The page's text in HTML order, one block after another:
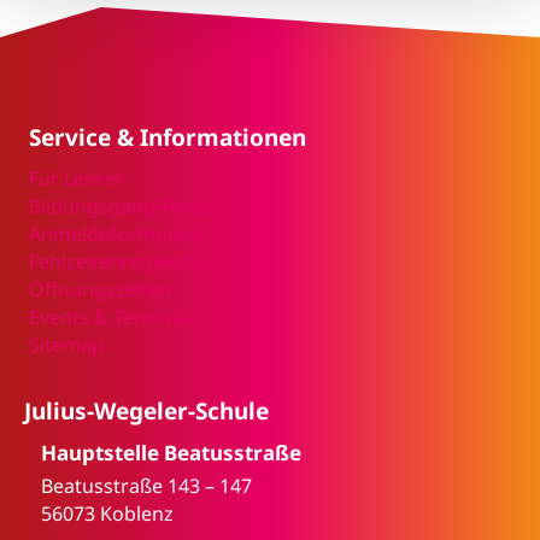
Service & Informationen
Für Lehrer
Bildungsgang-Finder
Anmeldeformulare
Fehlzeitenregelung
Öffnungszeiten
Events & Termine
Sitemap
Julius-Wegeler-Schule
Hauptstelle Beatusstraße
Beatusstraße 143 – 147
56073 Koblenz